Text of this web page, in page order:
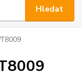
Hledat